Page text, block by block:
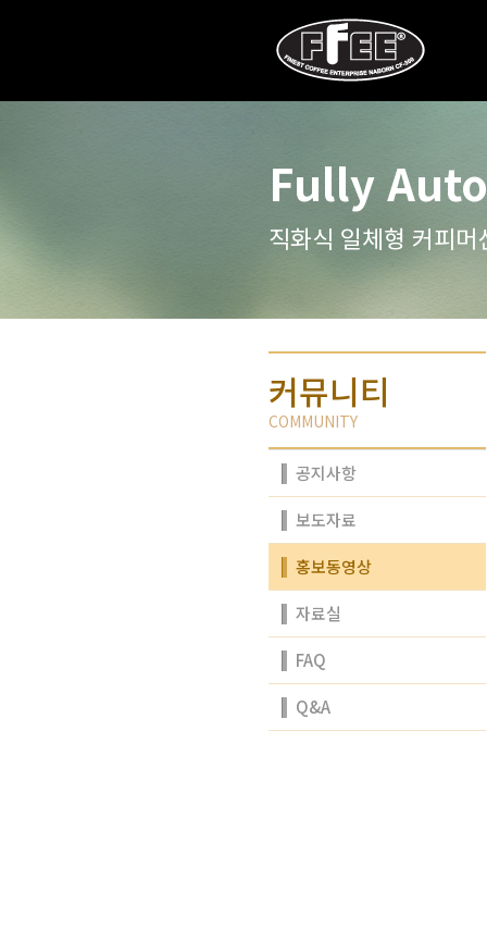
Fully
직화식 일체형 커피머
커뮤니티
COMMUNITY
공지사항
보도자료
홍보동영상
자료실
FAQ
Q&A